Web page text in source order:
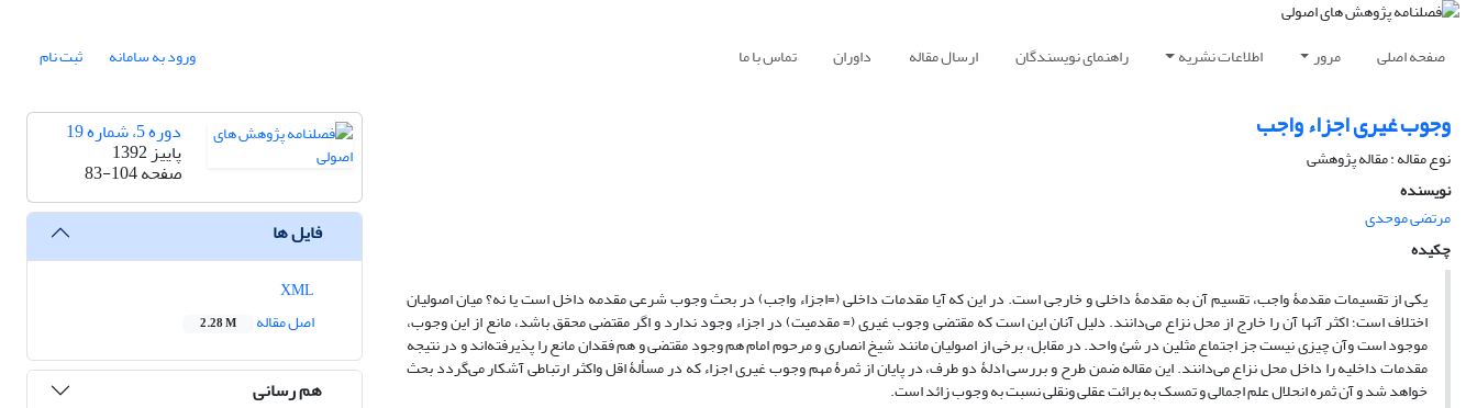
صفحه اصلی مرور اطلاعات نشریه راهنمای نویسندگان ارسال مقاله داوران تماس با ما ورود به سامانه ثبت نام
وجوب غیری اجزاء واجب
نوع مقاله : مقاله پژوهشی
نویسنده
مرتضی موحدی
چکیده
یکی از تقسیمات مقدمۀ واجب، تقسیم آن به مقدمۀ داخلی و خارجی است. در این که آیا مقدمات داخلی (=اجزاء واجب) در بحث وجوب شرعی مقدمه داخل است یا نه؟ میان اصولیان
اختلاف است؛ اکثر آنها آن را خارج از محل نزاع می‌دانند. دلیل آنان این است که مقتضی وجوب غیری (= مقدمیت) در اجزاء وجود ندارد و اگر مقتضی محقق باشد، مانع از این وجوب،
موجود است وآن چیزی نیست جز اجتماع مثلین در شئ واحد. در مقابل، برخی از اصولیان مانند شیخ انصاری و مرحوم امام هم وجود مقتضی و هم فقدان مانع را پذیرفته‌اند و در نتیجه
مقدمات داخلیه را داخل محل نزاع می‌دانند. این مقاله ضمن طرح و بررسی ادلۀ دو طرف، در پایان از ثمرۀ مهم وجوب غیری اجزاء که در مسألۀ اقل واکثر ارتباطی آشکار می‌گردد بحث
خواهد شد و آن ثمره انحلال علم اجمالی و تمسک به برائت عقلی ونقلی نسبت به وجوب زائد است.
دوره 5، شماره 19
پاییز 1392
صفحه83-104
فایل ها
اصل مقاله
2.28 M
هم رسانی